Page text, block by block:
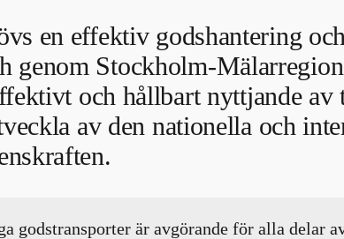
en effektiv godshantering
genom Stockholm-
och hållbart nyttjande av
av den nationella och
godstransporter är avgörande för alla delar